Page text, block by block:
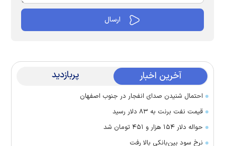
آخرین اخبار پربازدید
احتمال شنیدن صدای انفجار در جنوب اصفهان
قیمت نفت برنت به ۸۳ دلار رسید
حواله دلار ۱۵۴ هزار و ۴۵۱ تومان شد
نرخ سود بین‌بانکی بالا رفت